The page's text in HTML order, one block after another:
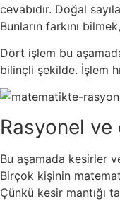
cevabıdır. Doğal
Bunların farkını
Dört işlem bu
bilinçli şekilde. İşlem
Rasyonel ve
Bu aşamada kesirler
Birçok kişinin
Çünkü kesir mantığı